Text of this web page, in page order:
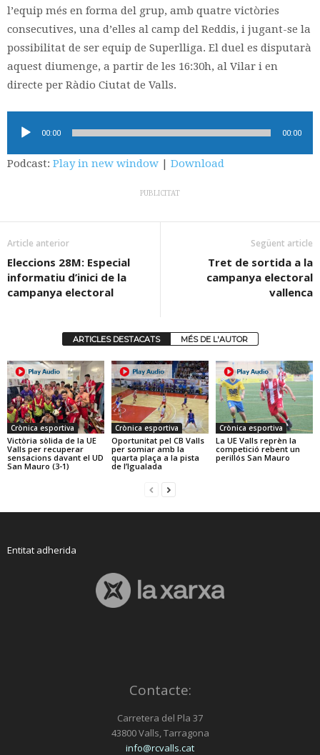
l’equip més en forma del grup, amb quatre victòries
consecutives, una d’elles al camp del Reddis, i jugant-se la
possibilitat de ser equip de Superlliga. El duel es disputarà
aquest diumenge, a partir de les 16:30h, al Vilar i en
directe per Ràdio Ciutat de Valls.
d'àudio00:00 00:00
Podcast: Play in new window Download
PUBLICITAT
Article anterior
Eleccions 28M: Especial
informatiu d’inici de la
campanya electoral
Següent article
Tret de sortida a la
campanya electoral
vallenca
ARTICLES DESTACATS MÉS DE L'AUTOR
Crònica esportiva
Victòria sòlida de la UE
Valls per recuperar
sensacions davant el UD
San Mauro (3-1)
Crònica esportiva
Oportunitat pel CB Valls
per somiar amb la
quarta plaça a la pista
de l’Igualada
Crònica esportiva
La UE Valls reprèn la
competició rebent un
perillós San Mauro
Entitat adherida
Contacte:
Carretera del Pla 37
43800 Valls, Tarragona
info@rcvalls.cat